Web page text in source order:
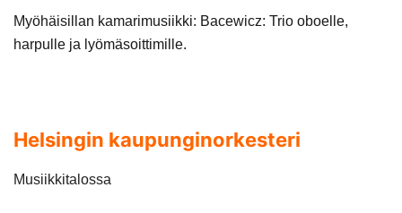
Myöhäisillan kamarimusiikki: Bacewicz: Trio oboelle,
harpulle ja lyömäsoittimille.
Helsingin kaupunginorkesteri
Musiikkitalossa